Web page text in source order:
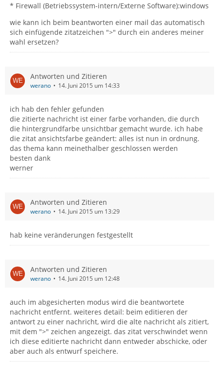
* Firewall (Betriebssystem-intern/Externe Software):windows
wie kann ich beim beantworten einer mail das automatisch
sich einfügende zitatzeichen ">" durch ein anderes meiner
wahl ersetzen?
Antworten und Zitieren
werano 14. Juni 2015 um 14:33
ich hab den fehler gefunden
die zitierte nachricht ist einer farbe vorhanden, die durch
die hintergrundfarbe unsichtbar gemacht wurde. ich habe
die zitat ansichtsfarbe geändert: alles ist nun in ordnung.
das thema kann meinethalber geschlossen werden
besten dank
werner
Antworten und Zitieren
werano 14. Juni 2015 um 13:29
hab keine veränderungen festgestellt
Antworten und Zitieren
werano 14. Juni 2015 um 12:48
auch im abgesicherten modus wird die beantwortete
nachricht entfernt. weiteres detail: beim editieren der
antwort zu einer nachricht, wird die alte nachricht als zitiert,
mit dem ">" zeichen angezeigt. das zitat verschwindet wenn
ich diese editierte nachricht dann entweder abschicke, oder
aber auch als entwurf speichere.